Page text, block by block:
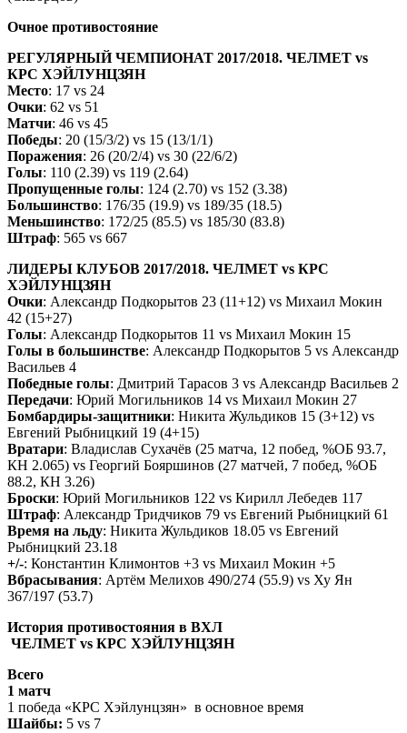
Очное противостояние
РЕГУЛЯРНЫЙ ЧЕМПИОНАТ 2017/2018. ЧЕЛМЕТ vs
КРС ХЭЙЛУНЦЗЯН
Место: 17 vs 24
Очки: 62 vs 51
Матчи: 46 vs 45
Победы: 20 (15/3/2) vs 15 (13/1/1)
Поражения: 26 (20/2/4) vs 30 (22/6/2)
Голы: 110 (2.39) vs 119 (2.64)
Пропущенные голы: 124 (2.70) vs 152 (3.38)
Большинство: 176/35 (19.9) vs 189/35 (18.5)
Меньшинство: 172/25 (85.5) vs 185/30 (83.8)
Штраф: 565 vs 667
ЛИДЕРЫ КЛУБОВ 2017/2018. ЧЕЛМЕТ vs КРС
ХЭЙЛУНЦЗЯН
Очки: Александр Подкорытов 23 (11+12) vs Михаил Мокин
42 (15+27)
Голы: Александр Подкорытов 11 vs Михаил Мокин 15
Голы в большинстве: Александр Подкорытов 5 vs Александр
Васильев 4
Победные голы: Дмитрий Тарасов 3 vs Александр Васильев 2
Передачи: Юрий Могильников 14 vs Михаил Мокин 27
Бомбардиры-защитники: Никита Жульдиков 15 (3+12) vs
Евгений Рыбницкий 19 (4+15)
Вратари: Владислав Сухачёв (25 матча, 12 побед, %ОБ 93.7,
КН 2.065) vs Георгий Бояршинов (27 матчей, 7 побед, %ОБ
88.2, КН 3.26)
Броски: Юрий Могильников 122 vs Кирилл Лебедев 117
Штраф: Александр Тридчиков 79 vs Евгений Рыбницкий 61
Время на льду: Никита Жульдиков 18.05 vs Евгений
Рыбницкий 23.18
+/-: Константин Климонтов +3 vs Михаил Мокин +5
Вбрасывания: Артём Мелихов 490/274 (55.9) vs Ху Ян
367/197 (53.7)
История противостояния в ВХЛ
ЧЕЛМЕТ vs КРС ХЭЙЛУНЦЗЯН
Всего
1 матч
1 победа «КРС Хэйлунцзян» в основное время
Шайбы: 5 vs 7